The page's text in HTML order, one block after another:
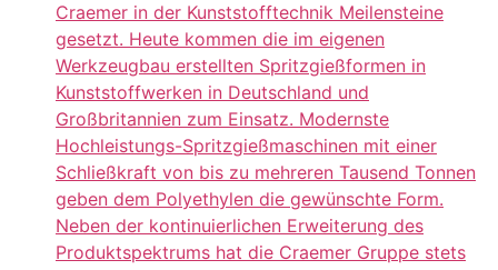
Craemer in der Kunststofftechnik Meilensteine
gesetzt. Heute kommen die im eigenen
Werkzeugbau erstellten Spritzgießformen in
Kunststoffwerken in Deutschland und
Großbritannien zum Einsatz. Modernste
Hochleistungs-Spritzgießmaschinen mit einer
Schließkraft von bis zu mehreren Tausend Tonnen
geben dem Polyethylen die gewünschte Form.
Neben der kontinuierlichen Erweiterung des
Produktspektrums hat die Craemer Gruppe stets